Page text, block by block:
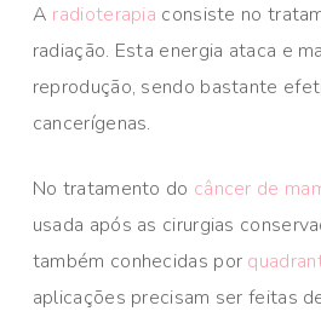
A radioterapia consiste no
radiação. Esta energia ataca e
reprodução, sendo bastante
cancerígenas.
No tratamento do câncer de
usada após as cirurgias
também conhecidas por
aplicações precisam ser feitas